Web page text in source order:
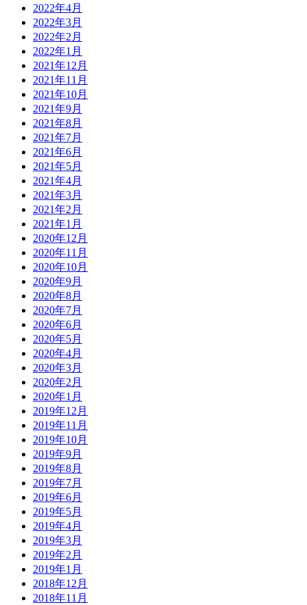
2022年4月
2022年3月
2022年2月
2022年1月
2021年12月
2021年11月
2021年10月
2021年9月
2021年8月
2021年7月
2021年6月
2021年5月
2021年4月
2021年3月
2021年2月
2021年1月
2020年12月
2020年11月
2020年10月
2020年9月
2020年8月
2020年7月
2020年6月
2020年5月
2020年4月
2020年3月
2020年2月
2020年1月
2019年12月
2019年11月
2019年10月
2019年9月
2019年8月
2019年7月
2019年6月
2019年5月
2019年4月
2019年3月
2019年2月
2019年1月
2018年12月
2018年11月